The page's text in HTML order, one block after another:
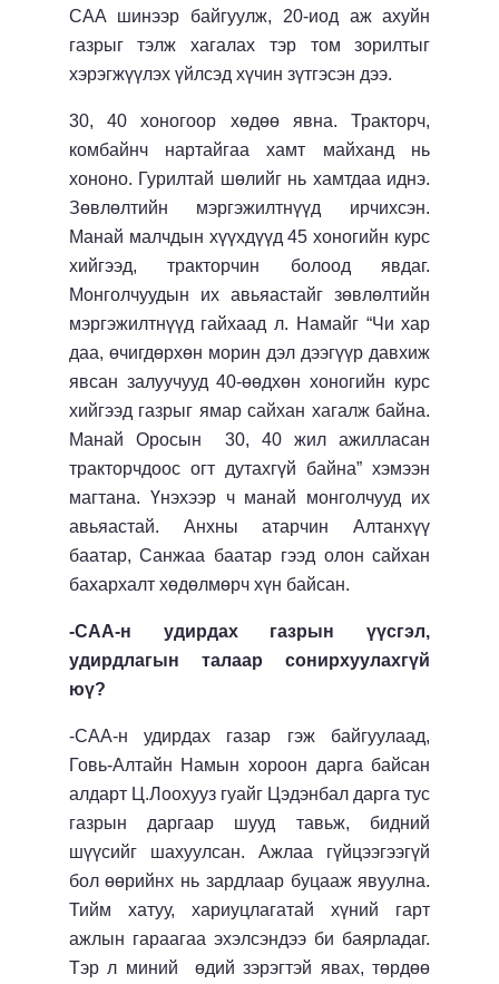
САА шинээр байгуулж, 20-иод аж ахуйн
газрыг тэлж хагалах тэр том зорилтыг
хэрэгжүүлэх үйлсэд хүчин зүтгэсэн дээ.
30, 40 хоногоор хөдөө явна. Тракторч,
комбайнч нартайгаа хамт майханд нь
хононо. Гурилтай шөлийг нь хамтдаа иднэ.
Зөвлөлтийн мэргэжилтнүүд ирчихсэн.
Манай малчдын хүүхдүүд 45 хоногийн курс
хийгээд, тракторчин болоод явдаг.
Монголчуудын их авьяастайг зөвлөлтийн
мэргэжилтнүүд гайхаад л. Намайг “Чи хар
даа, өчигдөрхөн морин дэл дээгүүр давхиж
явсан залуучууд 40-өөдхөн хоногийн курс
хийгээд газрыг ямар сайхан хагалж байна.
Манай Оросын 30, 40 жил ажилласан
тракторчдоос огт дутахгүй байна” хэмээн
магтана. Үнэхээр ч манай монголчууд их
авьяастай. Анхны атарчин Алтанхүү
баатар, Санжаа баатар гээд олон сайхан
бахархалт хөдөлмөрч хүн байсан.
-САА-н удирдах газрын үүсгэл,
удирдлагын талаар сонирхуулахгүй
юү?
-САА-н удирдах газар гэж байгуулаад,
Говь-Алтайн Намын хороон дарга байсан
алдарт Ц.Лоохууз гуайг Цэдэнбал дарга тус
газрын даргаар шууд тавьж, бидний
шүүсийг шахуулсан. Ажлаа гүйцээгээгүй
бол өөрийнх нь зардлаар буцааж явуулна.
Тийм хатуу, хариуцлагатай хүний гарт
ажлын гараагаа эхэлсэндээ би баярладаг.
Тэр л миний өдий зэрэгтэй явах, төрдөө